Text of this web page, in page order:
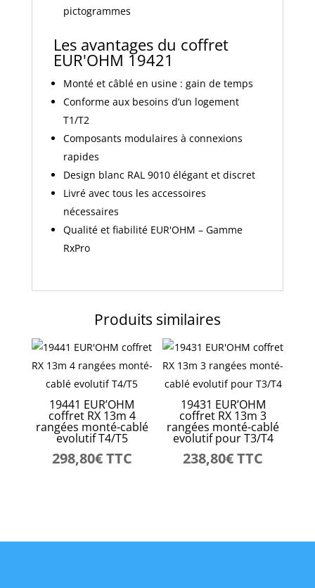
pictogrammes
Les avantages du coffret
EUR'OHM 19421
Monté et câblé en usine : gain de temps
Conforme aux besoins d’un logement
T1/T2
Composants modulaires à connexions
rapides
Design blanc RAL 9010 élégant et discret
Livré avec tous les accessoires
nécessaires
Qualité et fiabilité EUR'OHM – Gamme
RxPro
Produits similaires
19441 EUR’OHM
coffret RX 13m 4
rangées monté-cablé
evolutif T4/T5
298,80€TTC
19431 EUR’OHM
coffret RX 13m 3
rangées monté-cablé
evolutif pour T3/T4
238,80€TTC